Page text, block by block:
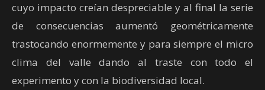
cuyo impacto creían despreciable y al final la serie
de consecuencias aumentó geométricamente
trastocando enormemente y para siempre el micro
clima del valle dando al traste con todo el
experimento y con la biodiversidad local.